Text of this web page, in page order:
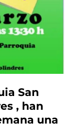
San
, han
una